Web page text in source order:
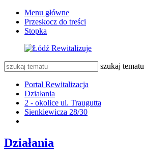
Menu główne
Przeskocz do treści
Stopka
szukaj tematu
Portal Rewitalizacja
Działania
2 - okolice ul. Traugutta
Sienkiewicza 28/30
Działania